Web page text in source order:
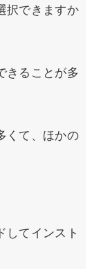
択できますか
きることが多
くて、ほかの
してインスト